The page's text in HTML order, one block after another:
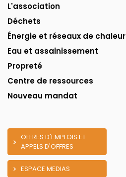
L'association
Déchets
Énergie et réseaux de chaleur
Eau et assainissement
Propreté
Centre de ressources
Nouveau mandat
OFFRES D'EMPLOIS ET
APPELS D'OFFRES
ESPACE MEDIAS